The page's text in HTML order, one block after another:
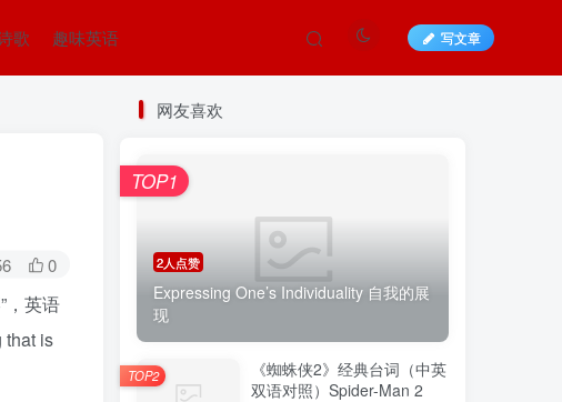
歌 趣味英语 写文章
0
，英语
that is
网友喜欢
2人点赞
Expressing One’s Individuality 自我的展
现
TOP1
《蜘蛛侠2》经典台词（中英
双语对照）Spider-Man 2
TOP2